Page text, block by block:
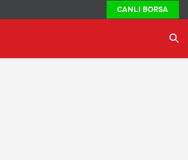
CANLI BORSA